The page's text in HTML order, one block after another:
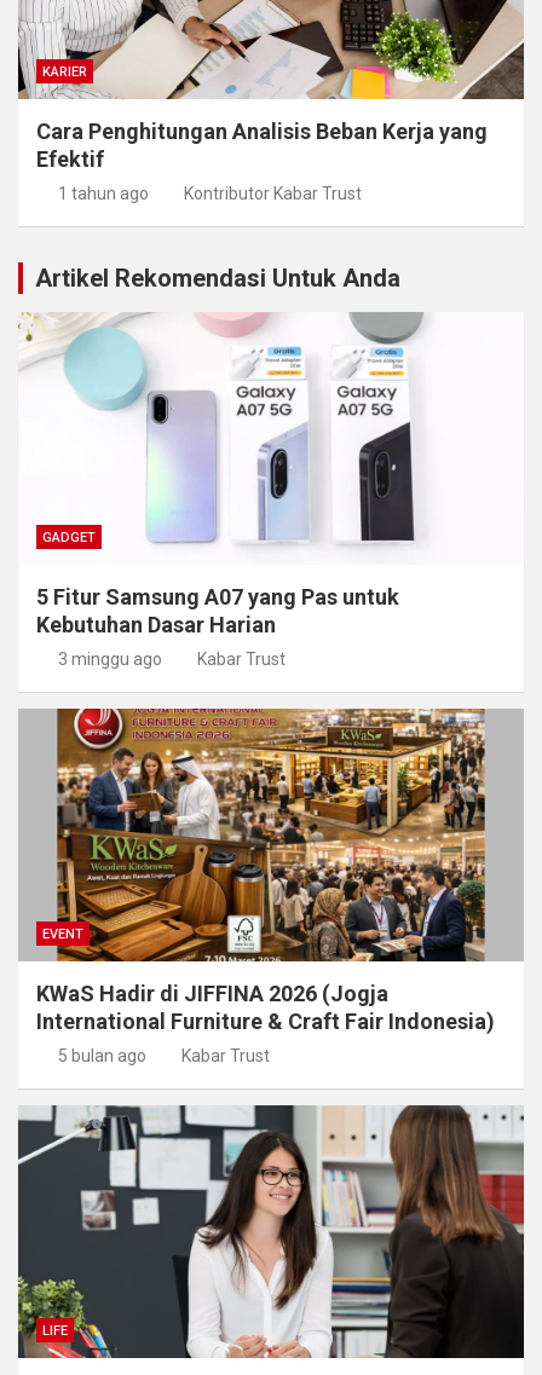
KARIER
Cara Penghitungan Analisis Beban Kerja yang
Efektif
1 tahun ago Kontributor Kabar Trust
Artikel Rekomendasi Untuk Anda
GADGET
5 Fitur Samsung A07 yang Pas untuk
Kebutuhan Dasar Harian
3 minggu ago Kabar Trust
EVENT
KWaS Hadir di JIFFINA 2026 (Jogja
International Furniture & Craft Fair Indonesia)
5 bulan ago Kabar Trust
LIFE